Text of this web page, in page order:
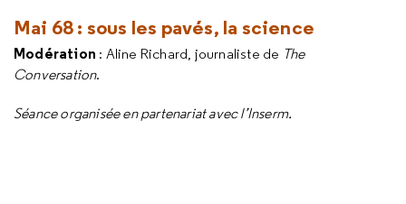
Mai 68 : sous les pavés, la science
Modération : Aline Richard, journaliste de The
Conversation.
Séance organisée en partenariat avec l’Inserm.